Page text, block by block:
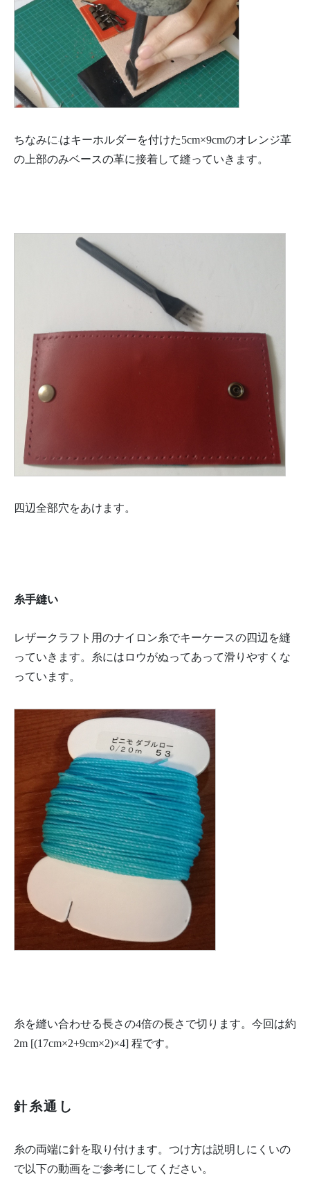
ちなみに はキーホルダーを付けた5cm×9cmのオレンジ革
の上部のみベースの革に接着して縫っていきます。
四辺全部穴をあけます。
糸手縫い
レザークラフト用のナイロン糸でキーケースの四辺を縫
っていきます。糸にはロウがぬってあって滑りやすくな
っています。
糸を縫い合わせる長さの4倍の長さで切ります。今回は約
2m [(17cm×2+9cm×2)×4] 程です。
針糸通し
糸の両端に針を取り付けます。つけ方は説明しにくいの
で以下の動画をご参考にしてください。